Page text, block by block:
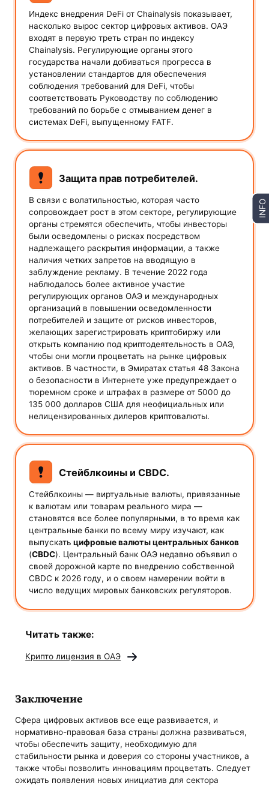
Индекс внедрения DeFi от Chainalysis показывает,
насколько вырос сектор цифровых активов. ОАЭ
входят в первую треть стран по индексу
Chainalysis. Регулирующие органы этого
государства начали добиваться прогресса в
установлении стандартов для обеспечения
соблюдения требований для DeFi, чтобы
соответствовать Руководству по соблюдению
требований по борьбе с отмыванием денег в
системах DeFi, выпущенному FATF.
Защита прав потребителей.
В связи с волатильностью, которая часто
сопровождает рост в этом секторе, регулирующие
органы стремятся обеспечить, чтобы инвесторы
были осведомлены о рисках посредством
надлежащего раскрытия информации, а также
наличия четких запретов на вводящую в
заблуждение рекламу. В течение 2022 года
наблюдалось более активное участие
регулирующих органов ОАЭ и международных
организаций в повышении осведомленности
потребителей и защите от рисков инвесторов,
желающих зарегистрировать криптобиржу или
открыть компанию под криптодеятельность в ОАЭ,
чтобы они могли процветать на рынке цифровых
активов. В частности, в Эмиратах статья 48 Закона
о безопасности в Интернете уже предупреждает о
тюремном сроке и штрафах в размере от 5000 до
135 000 долларов США для неофициальных или
нелицензированных дилеров криптовалюты.
Стейблкоины и CBDC.
Стейблкоины — виртуальные валюты, привязанные
к валютам или товарам реального мира —
становятся все более популярными, в то время как
центральные банки по всему миру изучают, как
выпускать цифровые валюты центральных банков
(CBDC). Центральный банк ОАЭ недавно объявил о
своей дорожной карте по внедрению собственной
CBDC к 2026 году, и о своем намерении войти в
число ведущих мировых банковских регуляторов.
Читать также:
Крипто лицензия в ОАЭ
Заключение
Сфера цифровых активов все еще развивается, и
нормативно-правовая база страны должна развиваться,
чтобы обеспечить защиту, необходимую для
стабильности рынка и доверия со стороны участников, а
также чтобы позволить инновациям процветать. Следует
ожидать появления новых инициатив для сектора
INFO